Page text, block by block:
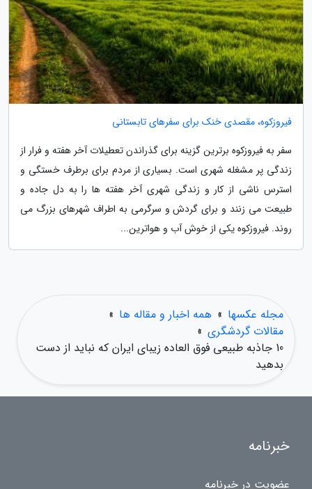
فیروزکوه، مقصدی خنک برای سفرهای تابستانی
سفر به فیروزکوه برترین گزینه برای گذراندن تعطیلات آخر هفته و فرار از
زندگی پر مشغله شهری است. بسیاری از مردم برای برطرف خستگی و
استرس ناشی از کار و زندگی شهری آخر هفته ها را به دل جاده و
طبیعت می زنند و برای گردش و سرگرمی به اطراف شهرهای بزرگ می
روند. فیروزکوه یکی از خوش آب و هواترین...
مجله عکسها » همه اخبار و مقاله ها »
مقالات گردشگری »
10 جاذبه طبیعی فوق العاده زیبای ایران که نباید از دست
بدهید
خبرنامه
عضویت در خبرنامه